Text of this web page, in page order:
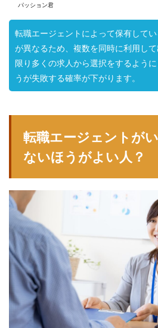
パッション君
転職エージェントによって保有してい
が異なるため、複数を同時に利用して
限り多くの求人から選択をするよう
うが失敗する確率が下がります。
転職エージェントが
ないほうがよい人？